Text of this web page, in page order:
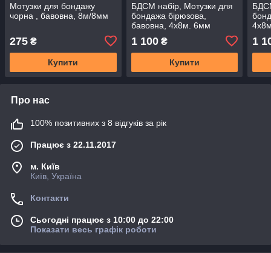
Мотузки для бондажу
чорна , бавовна, 8м/8мм
275 ₴
Купити
БДСМ набір, Мотузки для
бондажа бірюзова,
бавовна, 4х8м. 6мм
1 100₴
Купити
1
Про нас
100% позитивних з 8 відгуків за рік
Працює з 22.11.2017
м. Київ
Київ, Україна
Контакти
Сьогодні працює з 10:00 до 22:00
Показати весь графік роботи